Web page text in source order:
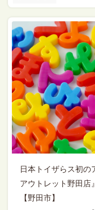
日本トイザらス初の
アウトレット野田店
【野田市】